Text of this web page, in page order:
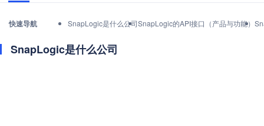
快速导航 SnapLogic是什么公司SnapLogic的API接口（产品与功能）
SnapLogic是什么公司